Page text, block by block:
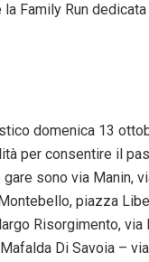
Family Run
domenica 13
per consentire il
sono via Manin,
piazza
Risorgimento, via
Di Savoia –